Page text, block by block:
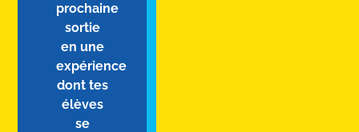
prochaine
sortie
en une
expérience
dont tes
élèves
se